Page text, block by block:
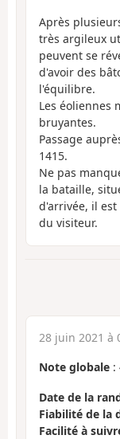
Après
très argileux
peuvent se
d'avoir des
l'équilibre.
Les éoliennes
bruyantes.
Passage
1415.
Ne pas
la bataille,
d'arrivée, il
du visiteur.
28 juin 2021 à
Note globale :
Date de la
Fiabilité de la
Facilité à